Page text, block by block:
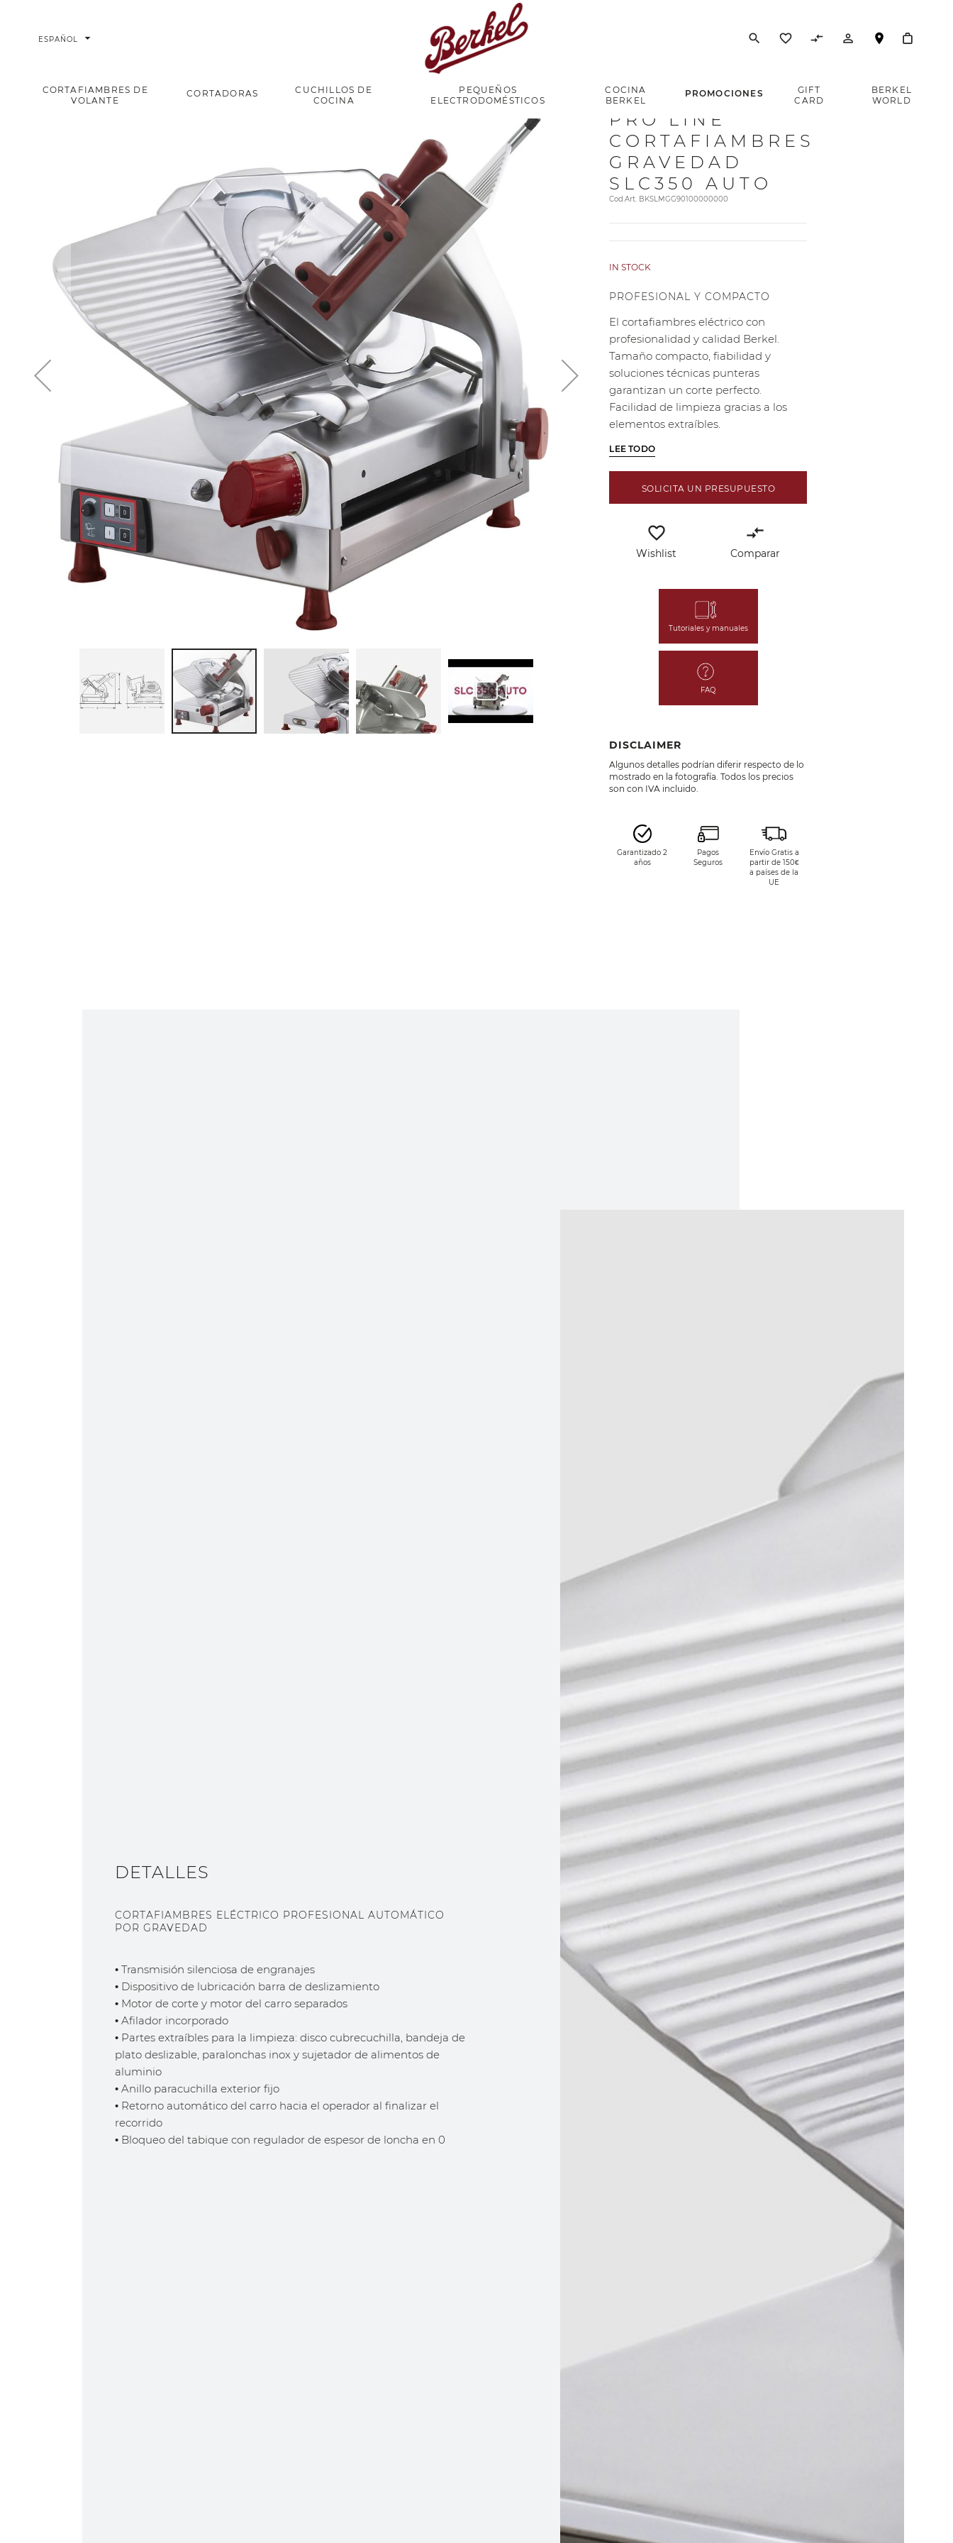
ESPAÑOL arrow_drop_down search favorite_border compare_arrows person_outline
CORTAFIAMBRES DE
VOLANTE
CORTADORAS
CUCHILLOS DE
COCINA
PEQUEÑOS
ELECTRODOMÉSTICOS
COCINA
BERKEL
PROMOCIONES
GIFT
CARD
BERKEL
WORLD
Pro Line Cortafiambres gravedad SLC350 AUTO
PRO LINE
CORTAFIAMBRES
GRAVEDAD
SLC350 AUTO
Cod.Art. BKSLMGG90100000000
IN STOCK
PROFESIONAL Y COMPACTO
El cortafiambres eléctrico con
profesionalidad y calidad Berkel.
Tamaño compacto, fiabilidad y
soluciones técnicas punteras
garantizan un corte perfecto.
Facilidad de limpieza gracias a los
elementos extraíbles.
LEE TODO
SOLICITA UN PRESUPUESTO
favorite_border
Wishlist
compare_arrows
Comparar
Tutoriales y manuales
FAQ
DISCLAIMER
Algunos detalles podrían diferir respecto de lo
mostrado en la fotografía. Todos los precios
son con IVA incluido.
Garantizado 2
años
Pagos
Seguros
Envío Gratis a
partir de 150€
a países de la
UE
DETALLES
CORTAFIAMBRES ELÉCTRICO PROFESIONAL AUTOMÁTICO
POR GRAVEDAD
• Transmisión silenciosa de engranajes
• Dispositivo de lubricación barra de deslizamiento
• Motor de corte y motor del carro separados
• Afilador incorporado
• Partes extraíbles para la limpieza: disco cubrecuchilla, bandeja de
plato deslizable, paralonchas inox y sujetador de alimentos de
aluminio
• Anillo paracuchilla exterior fijo
• Retorno automático del carro hacia el operador al finalizar el
recorrido
• Bloqueo del tabique con regulador de espesor de loncha en 0